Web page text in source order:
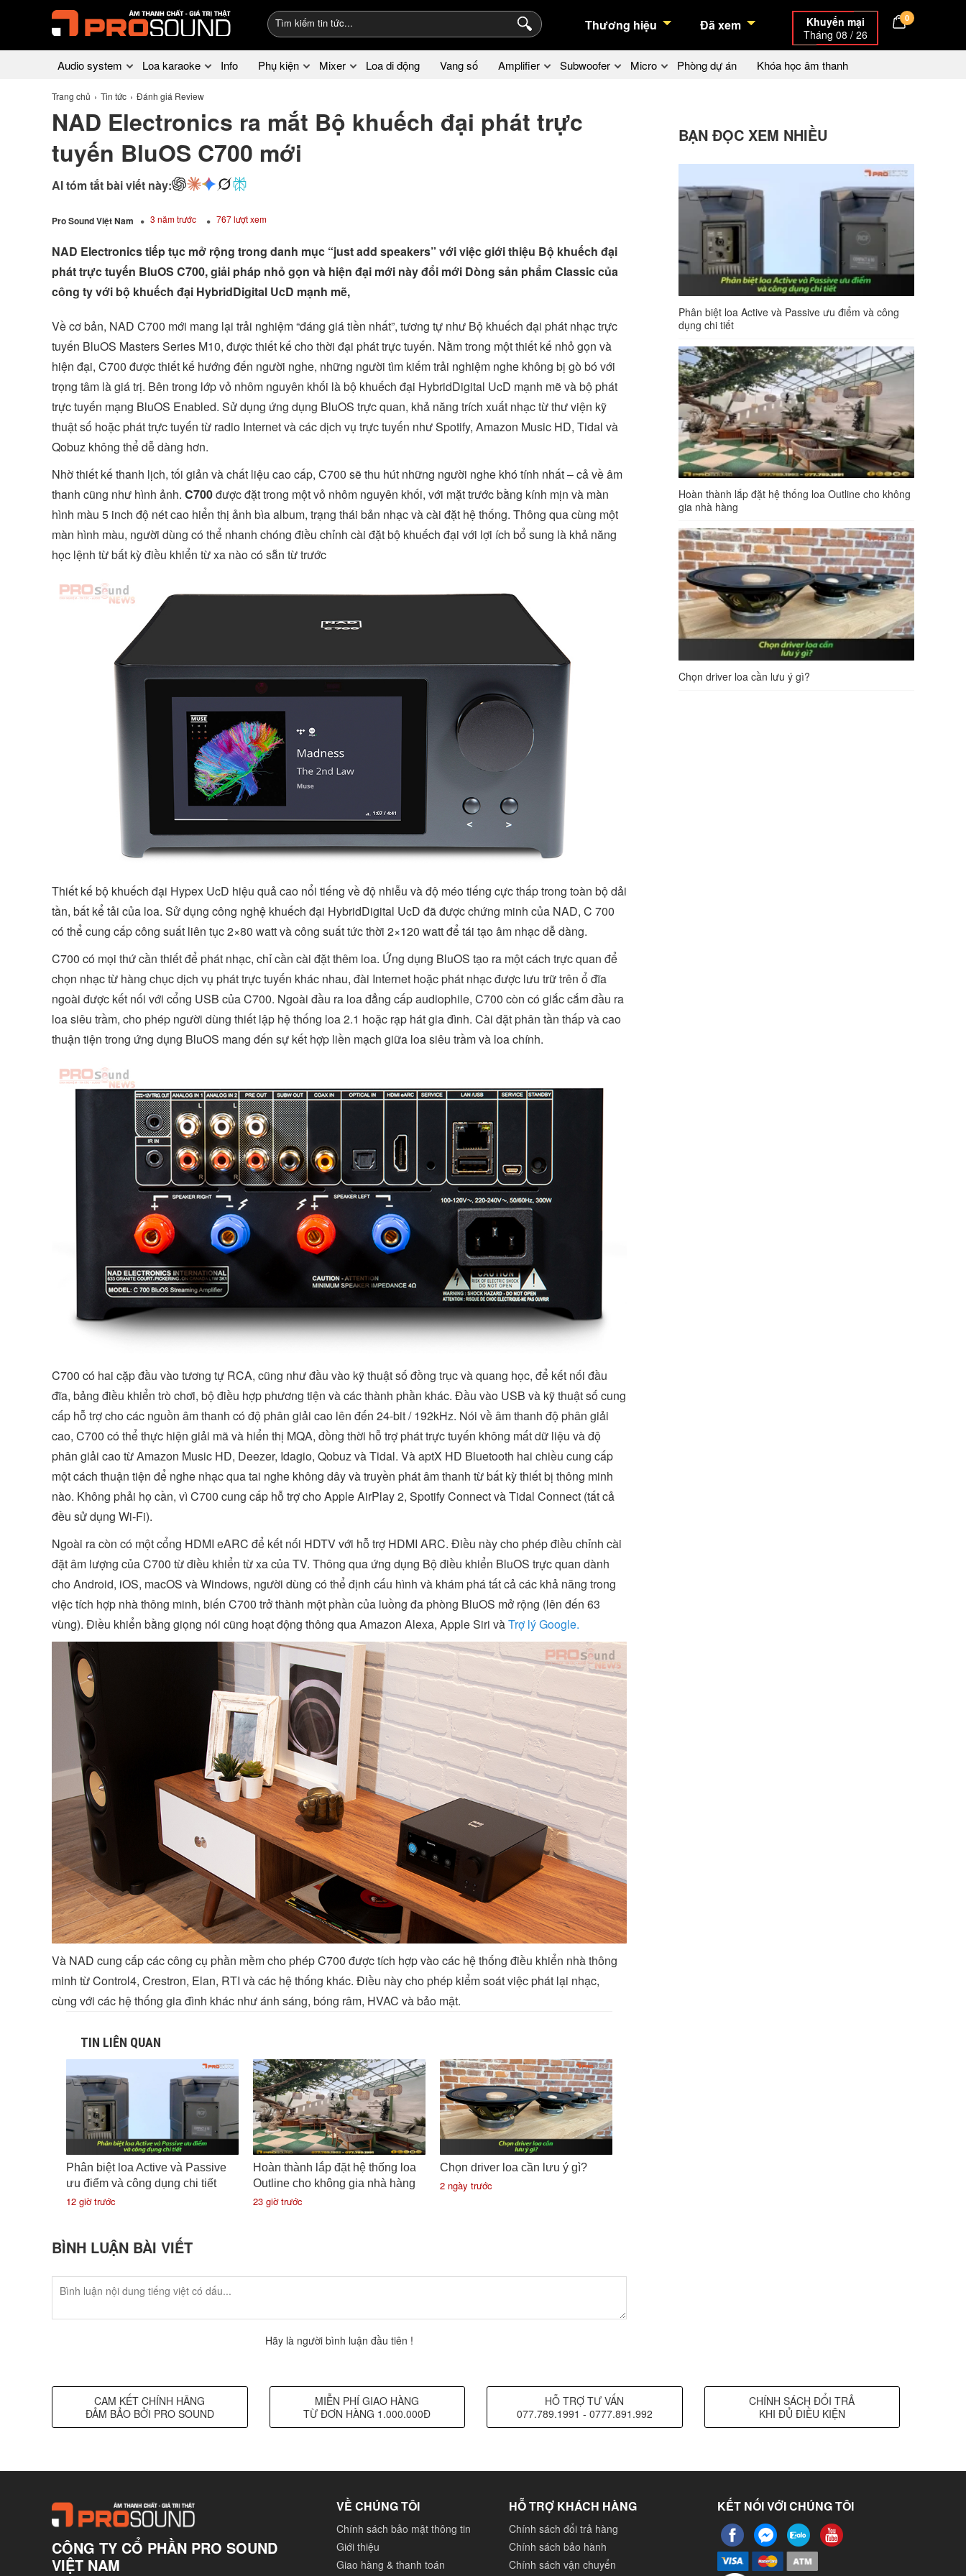
Thương hiệu Đã xem
Khuyến mại
Tháng 08 / 26
0
Audio system Loa karaoke Info Phụ kiện Mixer Loa di động Vang số Amplifier Subwoofer Micro Phòng dự án Khóa học âm thanh
Trang chủ Tin tức Đánh giá Review
NAD Electronics ra mắt Bộ khuếch đại phát trực
tuyến BluOS C700 mới
AI tóm tắt bài viết này:
Pro Sound Việt Nam 3 năm trước 767 lượt xem
NAD Electronics tiếp tục mở rộng trong danh mục “just add speakers” với việc giới thiệu Bộ khuếch đại
phát trực tuyến BluOS C700, giải pháp nhỏ gọn và hiện đại mới này đổi mới Dòng sản phẩm Classic của
công ty với bộ khuếch đại HybridDigital UcD mạnh mẽ,
Về cơ bản, NAD C700 mới mang lại trải nghiệm “đáng giá tiền nhất”, tương tự như Bộ khuếch đại phát nhạc trực
tuyến BluOS Masters Series M10, được thiết kế cho thời đại phát trực tuyến. Nằm trong một thiết kế nhỏ gọn và
hiện đại, C700 được thiết kế hướng đến người nghe, những người tìm kiếm trải nghiệm nghe không bị gò bó với
trọng tâm là giá trị. Bên trong lớp vỏ nhôm nguyên khối là bộ khuếch đại HybridDigital UcD mạnh mẽ và bộ phát
trực tuyến mạng BluOS Enabled. Sử dụng ứng dụng BluOS trực quan, khả năng trích xuất nhạc từ thư viện kỹ
thuật số hoặc phát trực tuyến từ radio Internet và các dịch vụ trực tuyến như Spotify, Amazon Music HD, Tidal và
Qobuz không thể dễ dàng hơn.
Nhờ thiết kế thanh lịch, tối giản và chất liệu cao cấp, C700 sẽ thu hút những người nghe khó tính nhất – cả về âm
thanh cũng như hình ảnh. C700được đặt trong một vỏ nhôm nguyên khối, với mặt trước bằng kính mịn và màn
hình màu 5 inch độ nét cao hiển thị ảnh bìa album, trạng thái bản nhạc và cài đặt hệ thống. Thông qua cùng một
màn hình màu, người dùng có thể nhanh chóng điều chỉnh cài đặt bộ khuếch đại với lợi ích bổ sung là khả năng
học lệnh từ bất kỳ điều khiển từ xa nào có sẵn từ trước
Thiết kế bộ khuếch đại Hypex UcD hiệu quả cao nổi tiếng về độ nhiễu và độ méo tiếng cực thấp trong toàn bộ dải
tần, bất kể tải của loa. Sử dụng công nghệ khuếch đại HybridDigital UcD đã được chứng minh của NAD, C 700
có thể cung cấp công suất liên tục 2×80 watt và công suất tức thời 2×120 watt để tái tạo âm nhạc dễ dàng.
C700 có mọi thứ cần thiết để phát nhạc, chỉ cần cài đặt thêm loa. Ứng dụng BluOS tạo ra một cách trực quan để
chọn nhạc từ hàng chục dịch vụ phát trực tuyến khác nhau, đài Internet hoặc phát nhạc được lưu trữ trên ổ đĩa
ngoài được kết nối với cổng USB của C700. Ngoài đầu ra loa đẳng cấp audiophile, C700 còn có giắc cắm đầu ra
loa siêu trầm, cho phép người dùng thiết lập hệ thống loa 2.1 hoặc rạp hát gia đình. Cài đặt phân tần thấp và cao
thuận tiện trong ứng dụng BluOS mang đến sự kết hợp liền mạch giữa loa siêu trầm và loa chính.
C700 có hai cặp đầu vào tương tự RCA, cũng như đầu vào kỹ thuật số đồng trục và quang học, để kết nối đầu
đĩa, bảng điều khiển trò chơi, bộ điều hợp phương tiện và các thành phần khác. Đầu vào USB và kỹ thuật số cung
cấp hỗ trợ cho các nguồn âm thanh có độ phân giải cao lên đến 24-bit / 192kHz. Nói về âm thanh độ phân giải
cao, C700 có thể thực hiện giải mã và hiển thị MQA, đồng thời hỗ trợ phát trực tuyến không mất dữ liệu và độ
phân giải cao từ Amazon Music HD, Deezer, Idagio, Qobuz và Tidal. Và aptX HD Bluetooth hai chiều cung cấp
một cách thuận tiện để nghe nhạc qua tai nghe không dây và truyền phát âm thanh từ bất kỳ thiết bị thông minh
nào. Không phải họ cần, vì C700 cung cấp hỗ trợ cho Apple AirPlay 2, Spotify Connect và Tidal Connect (tất cả
đều sử dụng Wi-Fi).
Ngoài ra còn có một cổng HDMI eARC để kết nối HDTV với hỗ trợ HDMI ARC. Điều này cho phép điều chỉnh cài
đặt âm lượng của C700 từ điều khiển từ xa của TV. Thông qua ứng dụng Bộ điều khiển BluOS trực quan dành
cho Android, iOS, macOS và Windows, người dùng có thể định cấu hình và khám phá tất cả các khả năng trong
việc tích hợp nhà thông minh, biến C700 trở thành một phần của luồng đa phòng BluOS mở rộng (lên đến 63
vùng). Điều khiển bằng giọng nói cũng hoạt động thông qua Amazon Alexa, Apple Siri vàTrợ lý Google.
Và NAD cung cấp các công cụ phần mềm cho phép C700 được tích hợp vào các hệ thống điều khiển nhà thông
minh từ Control4, Crestron, Elan, RTI và các hệ thống khác. Điều này cho phép kiểm soát việc phát lại nhạc,
cùng với các hệ thống gia đình khác như ánh sáng, bóng râm, HVAC và bảo mật.
TIN LIÊN QUAN
Phân biệt loa Active và Passive
ưu điểm và công dụng chi tiết
12 giờ trước
Hoàn thành lắp đặt hệ thống loa
Outline cho không gia nhà hàng
23 giờ trước
Chọn driver loa cần lưu ý gì?
2 ngày trước
BÌNH LUẬN BÀI VIẾT
Hãy là người bình luận đầu tiên !
BẠN ĐỌC XEM NHIỀU
Phân biệt loa Active và Passive ưu điểm và công
dụng chi tiết
Hoàn thành lắp đặt hệ thống loa Outline cho không
gia nhà hàng
Chọn driver loa cần lưu ý gì?
CAM KẾT CHÍNH HÃNG
ĐẢM BẢO BỞI PRO SOUND
MIỄN PHÍ GIAO HÀNG
TỪ ĐƠN HÀNG 1.000.000Đ
HỖ TRỢ TƯ VẤN
077.789.1991 - 0777.891.992
CHÍNH SÁCH ĐỔI TRẢ
KHI ĐỦ ĐIỀU KIỆN
CÔNG TY CỔ PHẦN PRO SOUND
VIỆT NAM
VỀ CHÚNG TÔI
Chính sách bảo mật thông tin
Giới thiệu
Giao hàng & thanh toán
HỖ TRỢ KHÁCH HÀNG
Chính sách đổi trả hàng
Chính sách bảo hành
Chính sách vận chuyển
KẾT NỐI VỚI CHÚNG TÔI